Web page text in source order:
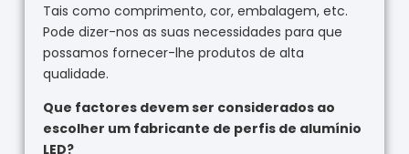
Tais como comprimento, cor, embalagem, etc.
Pode dizer-nos as suas necessidades para que
possamos fornecer-lhe produtos de alta
qualidade.
Que factores devem ser considerados ao
escolher um fabricante de perfis de alumínio
LED?